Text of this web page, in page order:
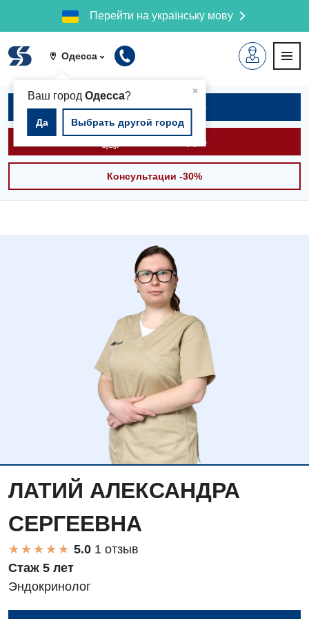
Перейти на українську мову
Одесса
×
Ваш город Одесса?
Да Выбрать другой город
Записаться на приём
Вызвать скорую
Консультации -30%
ЛАТИЙ АЛЕКСАНДРА
СЕРГЕЕВНА
★
★
★
★
★
★ ★ ★ ★ ★
1 отзыв
Стаж 5 лет
Эндокринолог